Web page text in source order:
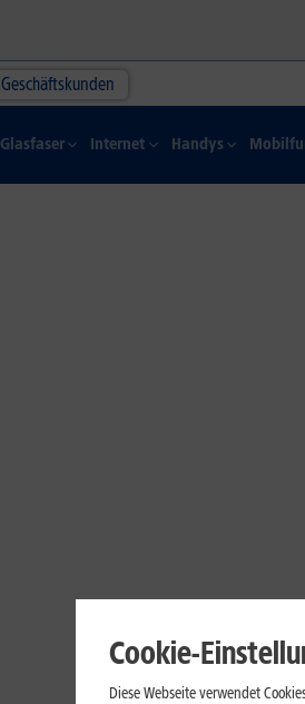
Geschäftskunden
Glasfaser Internet Handys
Cookie-
Diese Webseite verwendet